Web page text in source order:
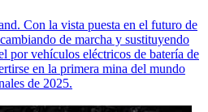
Con la vista puesta en el futuro de
de marcha y sustituyendo
por vehículos eléctricos de batería de
en la primera mina del mundo
de 2025.